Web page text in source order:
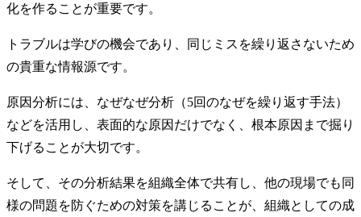
化を作ることが重要です。
トラブルは学びの機会であり、同じミスを繰り返さないため
の貴重な情報源です。
原因分析には、なぜなぜ分析（5回のなぜを繰り返す手法）
などを活用し、表面的な原因だけでなく、根本原因まで掘り
下げることが大切です。
そして、その分析結果を組織全体で共有し、他の現場でも同
様の問題を防ぐための対策を講じることが、組織としての成